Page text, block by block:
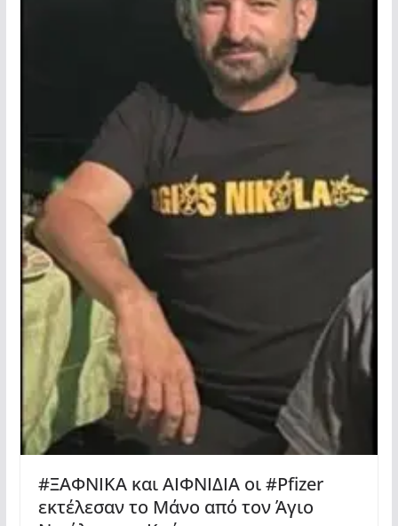
#ΞΑΦΝΙΚΑ και ΑΙΦΝΙΔΙΑ οι #Pfizer
εκτέλεσαν το Μάνο από τον Άγιο